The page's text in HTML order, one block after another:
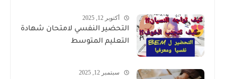
أكتوبر 12, 2025
التحضير النفسي لامتحان شهادة
التعليم المتوسط
سبتمبر 12, 2025